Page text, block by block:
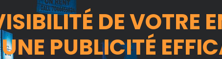
DE VOTRE
PUBLICITÉ